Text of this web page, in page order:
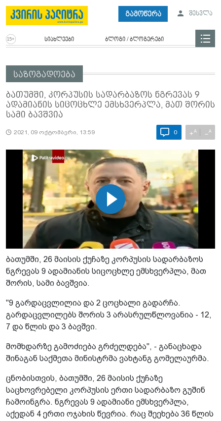
გამოწერა შესვლა
სიახლეები ბლოგი / ბლოგერები
საზოგადოება
ბათუმში, კორპუსის სადარბაზოს ნგრევას 9
ადამიანის სიცოცხლე ემსხვერპლა, მათ შორის
სამი ბავშვია
2021, 09 ოქტომბერი, 13:59 0 +A −A
ბათუმში, 26 მაისის ქუჩაზე კორპუსის სადარბაზოს
ნგრევას 9 ადამიანის სიცოცხლე ემსხვერპლა, მათ
შორის, სამი ბავშვია.
"9 გარდაცვლილია და 2 ცოცხალი გადარჩა.
გარდაცვლილებს შორის 3 არასრულწლოვანია - 12,
7 და წლის და 3 ბავშვი.
მომხდარზე გამოძიება გრძელდება", - განაცხადა
შინაგან საქმეთა მინისტრმა ვახტანგ გომელაურმა.
ცნობისთვის, ბათუმში, 26 მაისის ქუჩაზე
საცხოვრებელი კორპუსის ერთი სადარბაზო გუშინ
ჩამოინგრა. ნგრევას 9 ადამიანი ემსხვერპლა,
აქედან 4 ერთი ოჯახის წევრია. რაც შეეხება 36 წლის